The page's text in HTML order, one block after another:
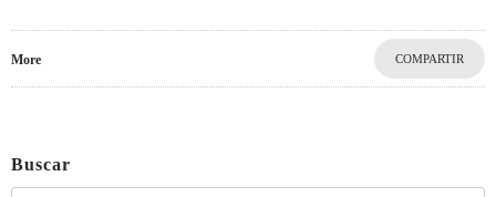
More COMPARTIR
Buscar